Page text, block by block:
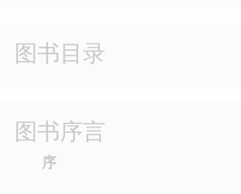
图书目录
图书序言
序